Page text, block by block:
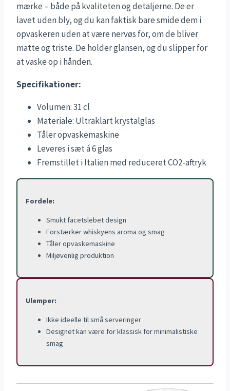
mærke – både på kvaliteten og detaljerne. De er
lavet uden bly, og du kan faktisk bare smide dem i
opvaskeren uden at være nervøs for, om de bliver
matte og triste. De holder glansen, og du slipper for
at vaske op i hånden.
Specifikationer:
Volumen: 31 cl
Materiale: Ultraklart krystalglas
Tåler opvaskemaskine
Leveres i sæt á 6 glas
Fremstillet i Italien med reduceret CO2-aftryk
Fordele:
Smukt facetslebet design
Forstærker whiskyens aroma og smag
Tåler opvaskemaskine
Miljøvenlig produktion
Ulemper:
Ikke ideelle til små serveringer
Designet kan være for klassisk for minimalistiske
smag